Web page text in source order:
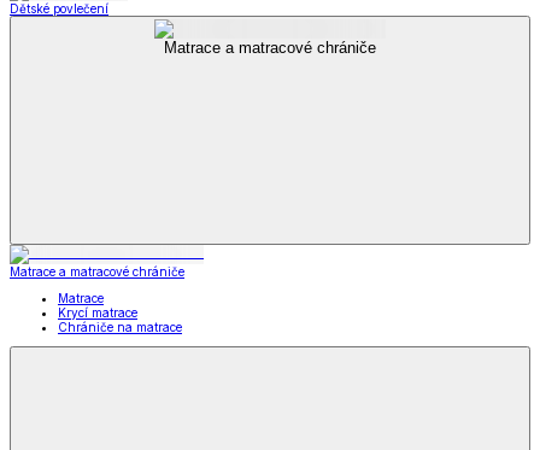
Dětské povlečení
Matrace a matracové chrániče
Matrace a matracové chrániče
Matrace
Krycí matrace
Chrániče na matrace